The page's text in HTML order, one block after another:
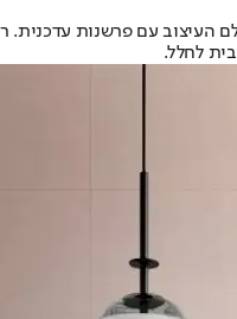
לעולם העיצוב עם פרשנות
לחלל.